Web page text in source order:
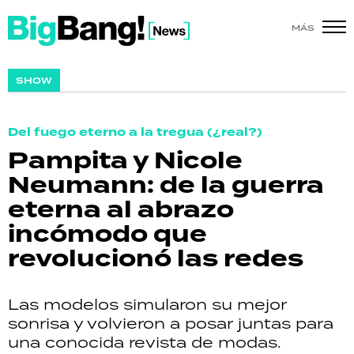
MÁS
SHOW
Del fuego eterno a la tregua (¿real?)
Pampita y Nicole
Neumann: de la guerra
eterna al abrazo
incómodo que
revolucionó las redes
Las modelos simularon su mejor
sonrisa y volvieron a posar juntas para
una conocida revista de modas.
SHOW
ACTUALIDAD
POLICIALES
ECONOMÍA
GRAN HERMANO
SALUD
DEPORTES